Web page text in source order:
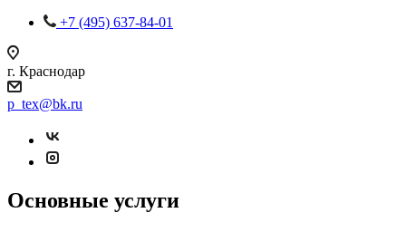
+7 (495) 637-84-01
г. Краснодар
p_tex@bk.ru
Основные услуги